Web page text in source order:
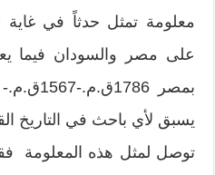
معلومة تمثل حدثاً في
على مصر والسودان فيما
يسبق لأي باحث في التاريخ
توصل لمثل هذه المعلومة فقد